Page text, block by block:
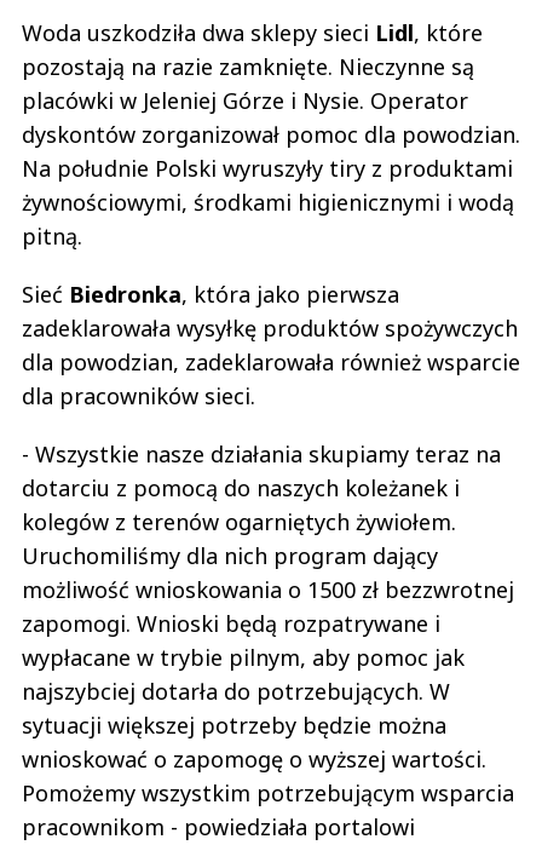
Woda uszkodziła dwa sklepy sieci Lidl, które
pozostają na razie zamknięte. Nieczynne są
placówki w Jeleniej Górze i Nysie. Operator
dyskontów zorganizował pomoc dla powodzian.
Na południe Polski wyruszyły tiry z produktami
żywnościowymi, środkami higienicznymi i wodą
pitną.
Sieć Biedronka, która jako pierwsza
zadeklarowała wysyłkę produktów spożywczych
dla powodzian, zadeklarowała również wsparcie
dla pracowników sieci.
- Wszystkie nasze działania skupiamy teraz na
dotarciu z pomocą do naszych koleżanek i
kolegów z terenów ogarniętych żywiołem.
Uruchomiliśmy dla nich program dający
możliwość wnioskowania o 1500 zł bezzwrotnej
zapomogi. Wnioski będą rozpatrywane i
wypłacane w trybie pilnym, aby pomoc jak
najszybciej dotarła do potrzebujących. W
sytuacji większej potrzeby będzie można
wnioskować o zapomogę o wyższej wartości.
Pomożemy wszystkim potrzebującym wsparcia
pracownikom - powiedziała portalowi